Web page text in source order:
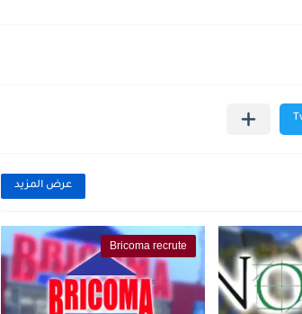
عرض المزيد
Bricoma recrute